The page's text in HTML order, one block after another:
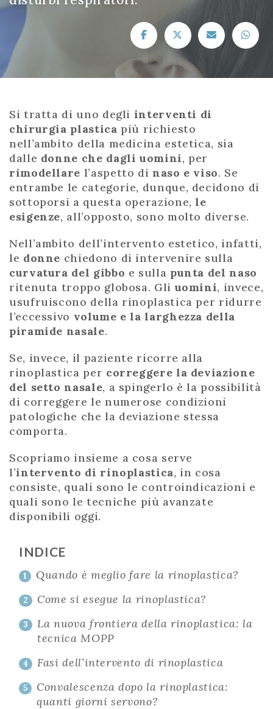
Si tratta di uno degli interventi di
chirurgia plasticapiù richiesto
nell’ambito della medicina estetica, sia
dalle donne che dagli uomini, per
rimodellare l’aspetto di naso e viso. Se
entrambe le categorie, dunque, decidono di
sottoporsi a questa operazione, le
esigenze, all’opposto, sono molto diverse.
Nell’ambito dell’intervento estetico, infatti,
le donne chiedono di intervenire sulla
curvatura del gibbo e sulla punta del naso
ritenuta troppo globosa. Gliuomini, invece,
usufruiscono della rinoplastica per ridurre
l’eccessivo volume e la larghezza della
piramide nasale.
Se, invece, il paziente ricorre alla
rinoplastica per correggere la deviazione
del setto nasale, a spingerlo è la possibilità
di correggere le numerose condizioni
patologiche che la deviazione stessa
comporta.
Scopriamo insieme a cosa serve
l’intervento di rinoplastica, in cosa
consiste, quali sono le controindicazioni e
quali sono le tecniche più avanzate
disponibili oggi.
INDICE
1 Quando è meglio fare la rinoplastica?
2 Come si esegue la rinoplastica?
3
La nuova frontiera della rinoplastica: la
tecnica MOPP
4 Fasi dell’intervento di rinoplastica
5
Convalescenza dopo la rinoplastica:
quanti giorni servono?